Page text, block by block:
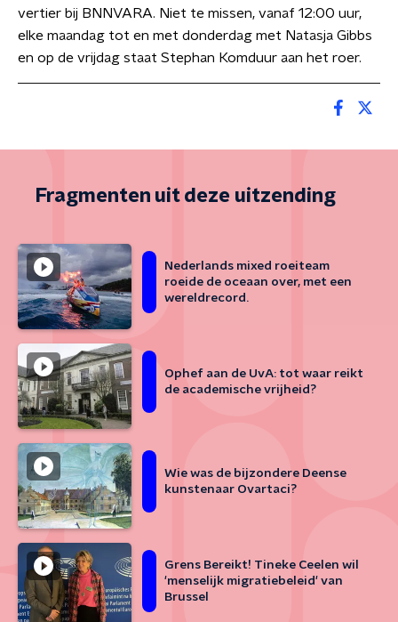
vertier bij BNNVARA. Niet te missen, vanaf 12:00 uur,
elke maandag tot en met donderdag met Natasja Gibbs
en op de vrijdag staat Stephan Komduur aan het roer.
Fragmenten uit deze uitzending
Nederlands mixed roeiteam
roeide de oceaan over, met een
wereldrecord.
Ophef aan de UvA: tot waar reikt
de academische vrijheid?
Wie was de bijzondere Deense
kunstenaar Ovartaci?
Grens Bereikt! Tineke Ceelen wil
'menselijk migratiebeleid' van
Brussel